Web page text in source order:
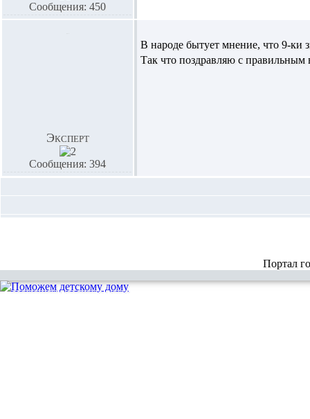
Сообщения: 450
Эксперт
Сообщения: 394
В народе бытует мнение, что 9-ки
Так что поздравляю с правильным
Портал